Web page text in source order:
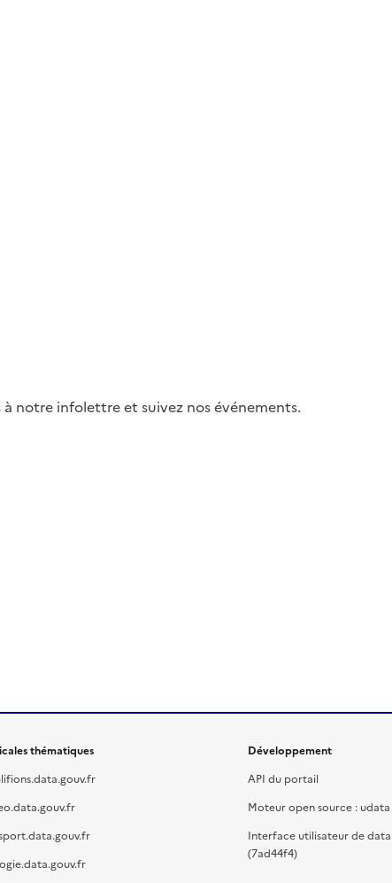
notre infolettre et suivez nos événements.
thématiques
Développement
API du portail
Moteur open source : udata
Interface utilisateur de
(7ad44f4)